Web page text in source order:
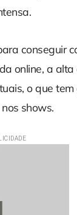
conseguir
online, a
o que
shows.